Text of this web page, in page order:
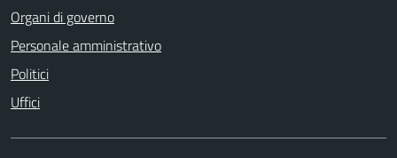
Organi di governo
Personale amministrativo
Politici
Uffici